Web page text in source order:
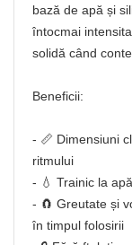
bază de apă și
întocmai
solidă când
Beneficii:
- 📏 Dimensiuni
ritmului
- 💧 Trainic la
- 🧲 Greutate și
în timpul folosirii